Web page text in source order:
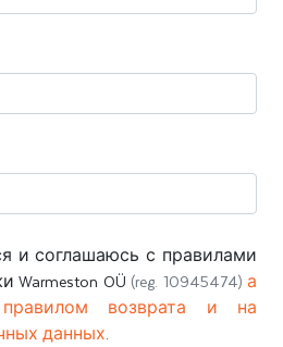
и соглашаюсь с правилами
OÜ (reg. 10945474) а
возврата и на
данных.